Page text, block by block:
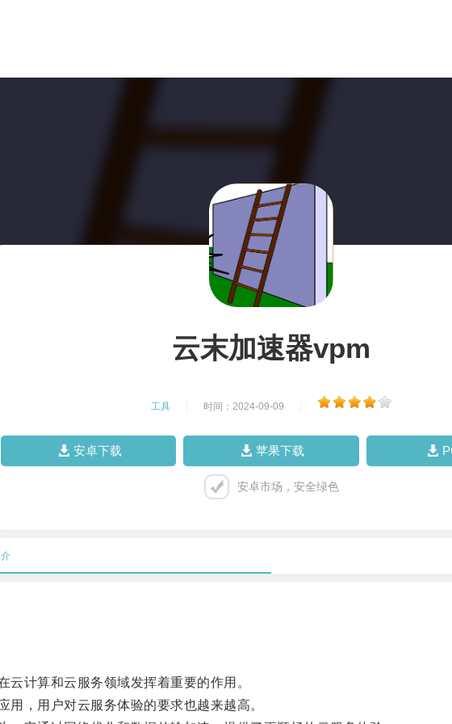
云末加速器vpm
工具 时间：2024-09-09
安卓下载 苹果下载
安卓市场，安全绿色
计算和云服务领域发挥着重要的作用。
，用户对云服务体验的要求也越来越高。